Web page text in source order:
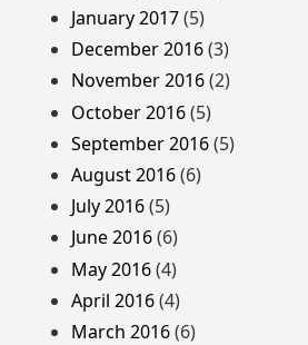
January 2017(5)
December 2016(3)
November 2016(2)
October 2016(5)
September 2016(5)
August 2016(6)
July 2016(5)
June 2016(6)
May 2016(4)
April 2016(4)
March 2016(6)